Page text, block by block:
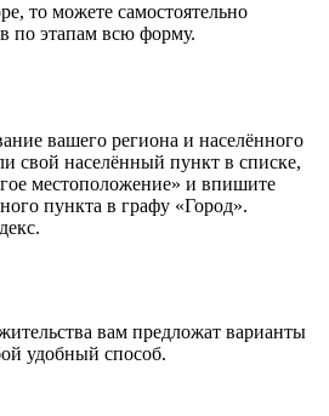
то можете самостоятельно
по этапам всю форму.
вашего региона и населённого
свой населённый пункт в списке,
местоположение» и впишите
пункта в графу «Город».
вам предложат варианты
удобный способ.